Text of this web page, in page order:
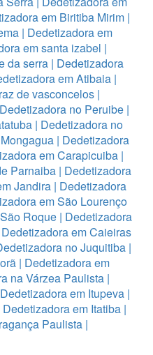
em Biritiba Mirim |
| Dedetizadora em
em santa izabel |
da serra | Dedetizadora
em Atibaia |
de vasconcelos|
Dedetizadora no Peruibe |
| Dedetizadora no
| Dedetizadora
em Carapicuiba |
Parnaiba| Dedetizadora
Jandira | Dedetizadora
em São Lourenço
Roque | Dedetizadora
Dedetizadora em Caieiras
no Juquitiba|
| Dedetizadora em
na Várzea Paulista |
Dedetizadora em Itupeva|
Dedetizadora em Itatiba|
Paulista|